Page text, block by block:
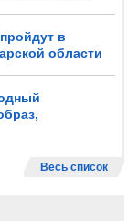
в
области
Весь список